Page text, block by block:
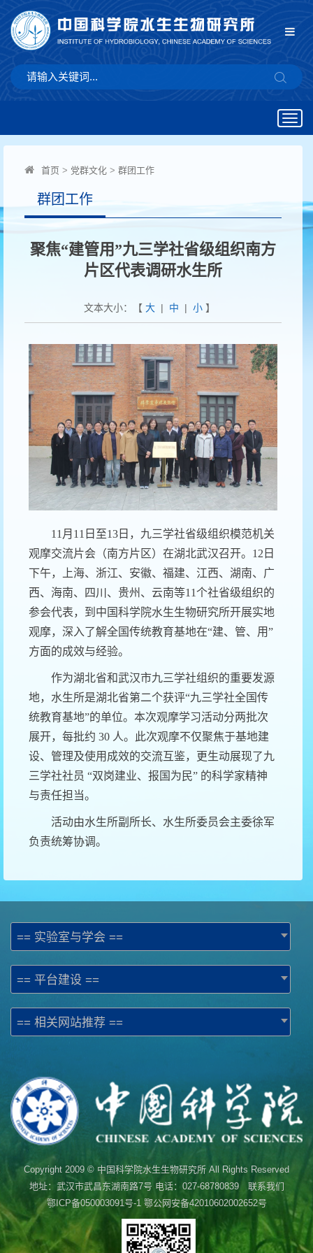
首页 > 党群文化 > 群团工作
群团工作
聚焦“建管用”九三学社省级组织南方
片区代表调研水生所
文本大小：【 大| 中 | 小】
11 月 11 日至13 日，九三学社省级组织模范机关
观摩交流片会（南方片区）在湖北武汉召开。 12 日
下午，上海、浙江、安徽、福建、江西、湖南、广
西、海南、四川、贵州、云南等11个社省级组织的
参会代表，到中国科学院水生生物研究所开展实地
观摩，深入了解全国传统教育基地在“建、管、用”
方面的成效与经验。
作为湖北省和武汉市九三学社组织的重要发源
地，水生所是湖北省第二个获评“九三学社全国传
统教育基地”的单位。本次观摩学习活动分两批次
展开，每批约 30 人。此次观摩不仅聚焦于基地建
设、管理及使用成效的交流互鉴，更生动展现了九
三学社社员 “双岗建业、报国为民” 的科学家精神
与责任担当。
活动由水生所副所长、水生所委员会主委徐军
负责统筹协调。
== 实验室与学会 ==
== 平台建设 ==
== 相关网站推荐 ==
Copyright 2009 © 中国科学院水生生物研究所 All Rights Reserved
地址：武汉市武昌东湖南路7号 电话：027-68780839 联系我们
鄂ICP备050003091号-1 鄂公网安备42010602002652号